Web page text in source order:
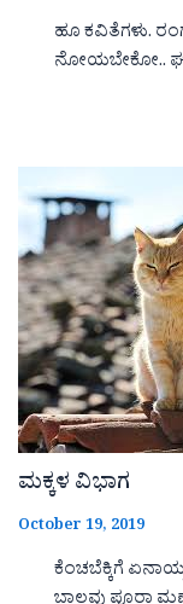
ಹೂ ಕವಿತೆಗಳು.
ನೋಯಬೇಕೋ..
ಮಕ್ಕಳ ವಿಭಾಗ
October 19, 2019
ಕೆಂಚಬೆಕ್ಕಿಗೆ